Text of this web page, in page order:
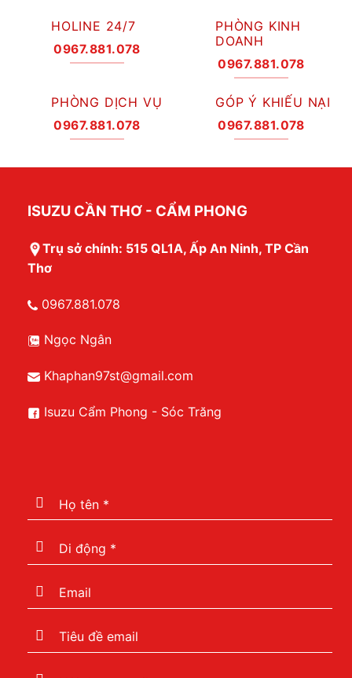
HOLINE 24/7
0967.881.078
PHÒNG KINH
DOANH
0967.881.078
PHÒNG DỊCH VỤ
0967.881.078
GÓP Ý KHIẾU NẠI
0967.881.078
ISUZU CẦN THƠ - CẨM PHONG
Trụ sở chính: 515 QL1A, Ấp An Ninh, TP Cần
Thơ
0967.881.078
Ngọc Ngân
Khaphan97st@gmail.com
Isuzu Cẩm Phong - Sóc Trăng